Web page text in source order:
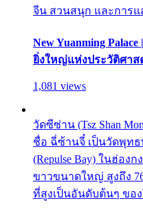
จีน สวนสนุก และการแ
New Yuanming
ยิ่งใหญ่แห่งประวัติศา
1,081 views
วัดซีซ่าน (Tsz Shan
ชื่อ ฉี่ซ้านจี๋ เป็นวัดพุท
(Repulse Bay) ในฮ่อง
ขาวขนาดใหญ่ สูงถึง
ที่สูงเป็นอันดับต้นๆ ขอ